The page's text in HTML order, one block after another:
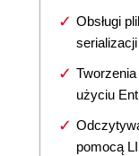
Obsługi
użyciu
pomocą